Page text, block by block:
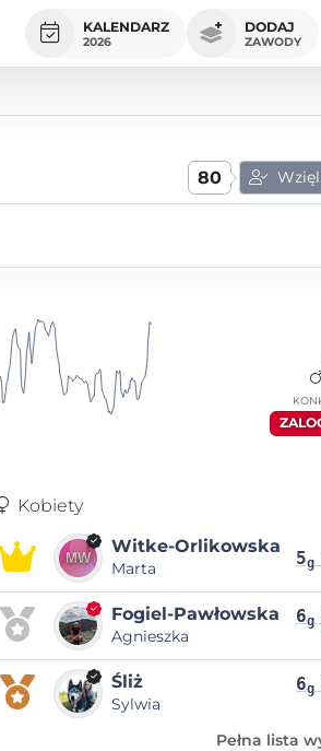
KALENDARZ
2026
DODAJ
ZAWODY
80
Kobiety
Witke-Orlikowska
Marta 5g
Fogiel-Pawłowska
Agnieszka
6g
Śliż
Sylwia
6g
Pełna lista